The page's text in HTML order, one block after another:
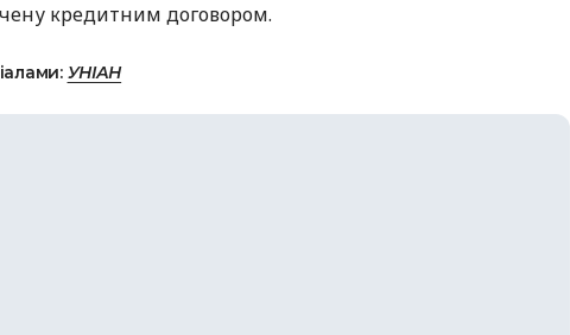
кредитним договором.
УНІАН